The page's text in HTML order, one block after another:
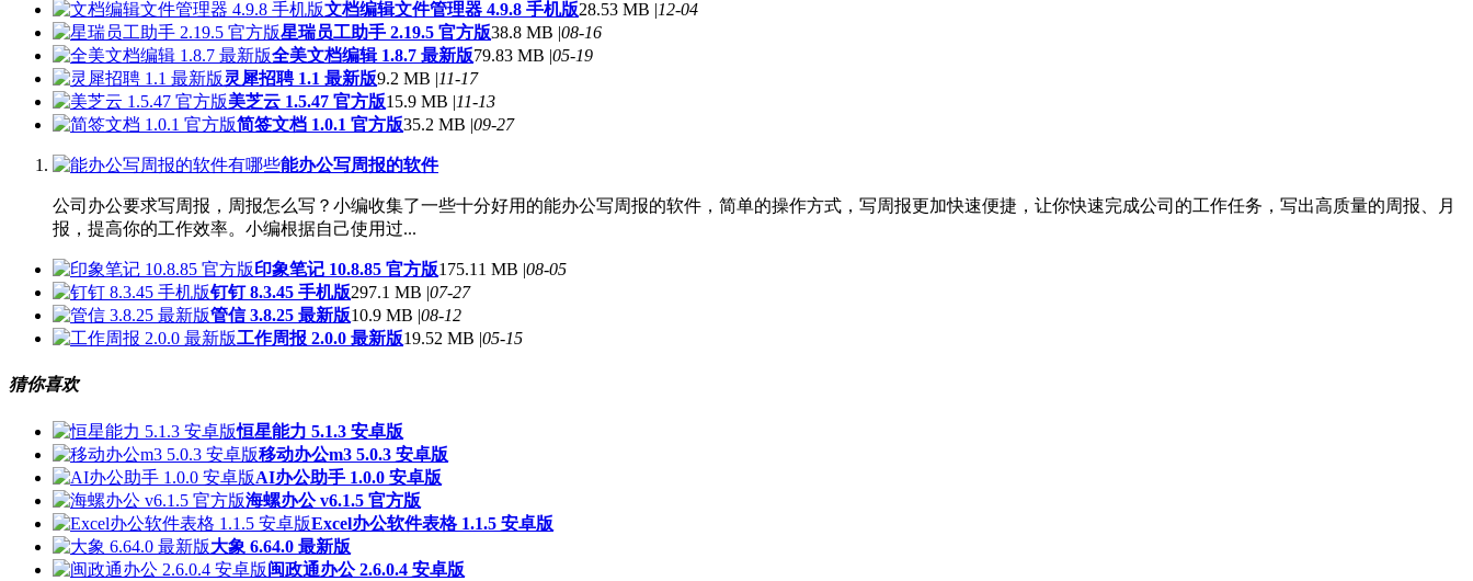
文档编辑文件管理器 4.9.8 手机版28.53 MB |12-04
星瑞员工助手 2.19.5 官方版38.8 MB |08-16
全美文档编辑 1.8.7 最新版79.83 MB |05-19
灵犀招聘 1.1 最新版9.2 MB |11-17
美芝云 1.5.47 官方版15.9 MB |11-13
简签文档 1.0.1 官方版35.2 MB |09-27
能办公写周报的软件
公司办公要求写周报，周报怎么写？小编收集了一些十分好用的能办公写周报的软件，简单的操作方式，写周报更加快速便捷，让你快速完成公司的工作任务，写出高质量的周报、月
报，提高你的工作效率。小编根据自己使用过...
印象笔记 10.8.85 官方版175.11 MB |08-05
钉钉 8.3.45 手机版297.1 MB |07-27
管信 3.8.25 最新版10.9 MB |08-12
工作周报 2.0.0 最新版19.52 MB |05-15
猜你喜欢
恒星能力 5.1.3 安卓版
移动办公m3 5.0.3 安卓版
AI办公助手 1.0.0 安卓版
海螺办公 v6.1.5 官方版
Excel办公软件表格 1.1.5 安卓版
大象 6.64.0 最新版
闽政通办公 2.6.0.4 安卓版